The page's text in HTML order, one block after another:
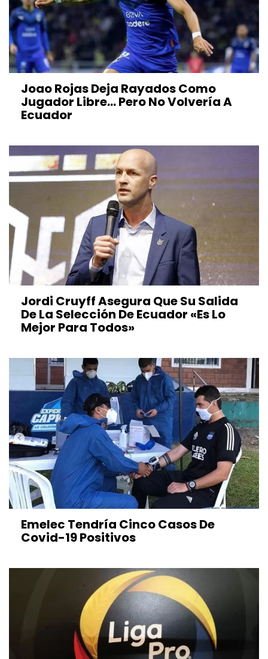
Joao Rojas Deja Rayados Como
Jugador Libre… Pero No Volvería A
Ecuador
Jordi Cruyff Asegura Que Su Salida
De La Selección De Ecuador «es Lo
Mejor Para Todos»
Emelec Tendría Cinco Casos De
Covid-19 Positivos